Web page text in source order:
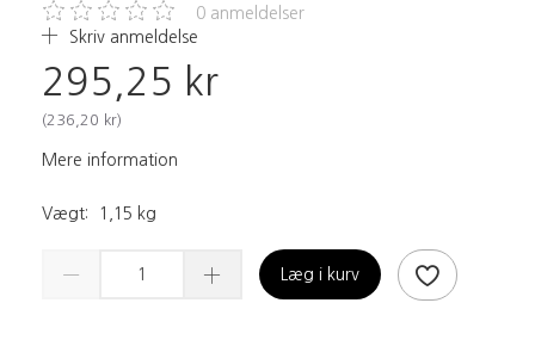
0 anmeldelser
Skriv anmeldelse
295,25 kr
(236,20 kr)
Mere information
Vægt: 1,15 kg
Læg i kurv